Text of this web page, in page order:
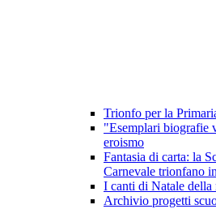
Trionfo per la
"Esemplari biografie
eroismo
Fantasia di carta: la
Carnevale trionfano
I canti di Natale della
Archivio progetti